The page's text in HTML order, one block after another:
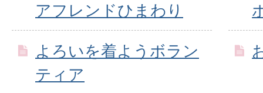
アフレンドひまわり
よろいを着ようボラン
ティア